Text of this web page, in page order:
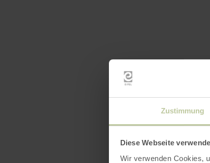
Zustimmung
Diese Webseite
Wir verwenden Cookies,